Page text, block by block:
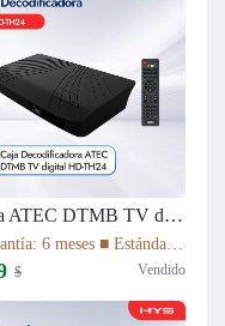
Cajita ATEC DTMB TV digital HD-TH24
■ Garantía: 6 meses ■ Estándar DTMB ■ El rendimiento del sistema es más robusto. ■ Mayor capacidad de información. ■ Mejor rendimiento móvil. ■ El rendimiento de la cobertura de transmisión es mejor.
$ Vendido